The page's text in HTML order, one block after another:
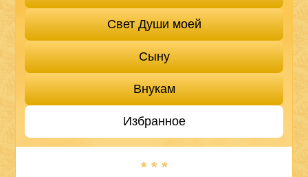
Свет Души моей
Сыну
Внукам
Избранное
* * *